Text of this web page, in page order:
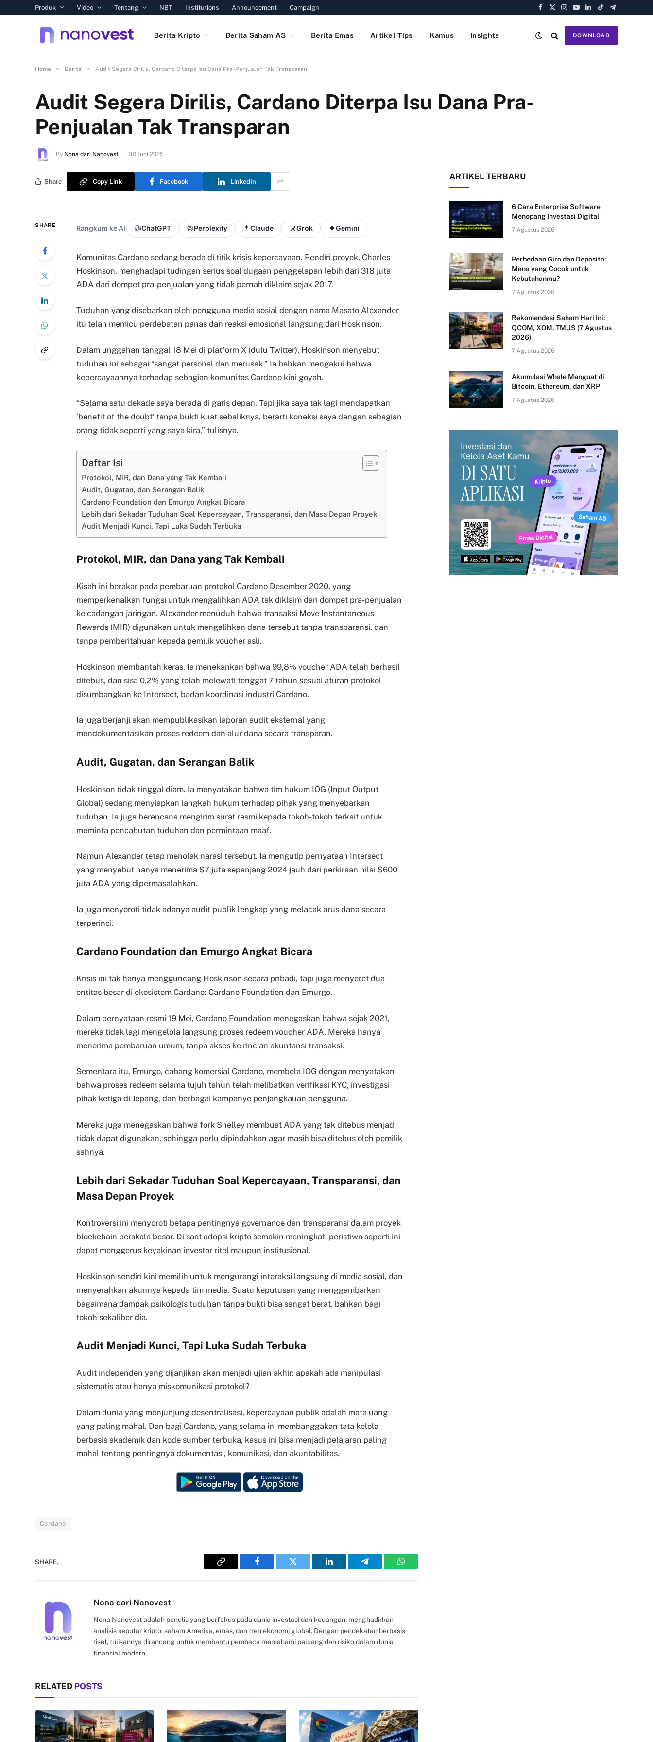
Produk Video Tentang NBT Institutions Announcement Campaign
Facebook
X
Instagram
YouTube
LinkedIn
TikTokTelegram
Berita Kripto Berita Saham AS Berita Emas Artikel Tips Kamus Insights DOWNLOAD
Home » Berita » Audit Segera Dirilis, Cardano Diterpa Isu Dana Pra-Penjualan Tak Transparan
Audit Segera Dirilis, Cardano Diterpa Isu Dana Pra-
Penjualan Tak Transparan
By Nona dari Nanovest 30 Juni 2025
Share Copy Link Facebook LinkedIn
SHARE Rangkum ke AI ChatGPT Perplexity Claude Grok Gemini
Komunitas Cardano sedang berada di titik krisis kepercayaan. Pendiri proyek, Charles
Hoskinson, menghadapi tudingan serius soal dugaan penggelapan lebih dari 318 juta
ADA dari dompet pra-penjualan yang tidak pernah diklaim sejak 2017.
Tuduhan yang disebarkan oleh pengguna media sosial dengan nama Masato Alexander
itu telah memicu perdebatan panas dan reaksi emosional langsung dari Hoskinson.
Dalam unggahan tanggal 18 Mei di platform X (dulu Twitter), Hoskinson menyebut
tuduhan ini sebagai “sangat personal dan merusak.” Ia bahkan mengakui bahwa
kepercayaannya terhadap sebagian komunitas Cardano kini goyah.
“Selama satu dekade saya berada di garis depan. Tapi jika saya tak lagi mendapatkan
‘benefit of the doubt’ tanpa bukti kuat sebaliknya, berarti koneksi saya dengan sebagian
orang tidak seperti yang saya kira,” tulisnya.
Daftar Isi
Protokol, MIR, dan Dana yang Tak Kembali
Audit, Gugatan, dan Serangan Balik
Cardano Foundation dan Emurgo Angkat Bicara
Lebih dari Sekadar Tuduhan Soal Kepercayaan, Transparansi, dan Masa Depan Proyek
Audit Menjadi Kunci, Tapi Luka Sudah Terbuka
Protokol, MIR, dan Dana yang Tak Kembali
Kisah ini berakar pada pembaruan protokol Cardano Desember 2020, yang
memperkenalkan fungsi untuk mengalihkan ADA tak diklaim dari dompet pra-penjualan
ke cadangan jaringan. Alexander menuduh bahwa transaksi Move Instantaneous
Rewards (MIR) digunakan untuk mengalihkan dana tersebut tanpa transparansi, dan
tanpa pemberitahuan kepada pemilik voucher asli.
Hoskinson membantah keras. Ia menekankan bahwa 99,8% voucher ADA telah berhasil
ditebus, dan sisa 0,2% yang telah melewati tenggat 7 tahun sesuai aturan protokol
disumbangkan ke Intersect, badan koordinasi industri Cardano.
Ia juga berjanji akan mempublikasikan laporan audit eksternal yang
mendokumentasikan proses redeem dan alur dana secara transparan.
Audit, Gugatan, dan Serangan Balik
Hoskinson tidak tinggal diam. Ia menyatakan bahwa tim hukum IOG (Input Output
Global) sedang menyiapkan langkah hukum terhadap pihak yang menyebarkan
tuduhan. Ia juga berencana mengirim surat resmi kepada tokoh-tokoh terkait untuk
meminta pencabutan tuduhan dan permintaan maaf.
Namun Alexander tetap menolak narasi tersebut. Ia mengutip pernyataan Intersect
yang menyebut hanya menerima $7 juta sepanjang 2024 jauh dari perkiraan nilai $600
juta ADA yang dipermasalahkan.
Ia juga menyoroti tidak adanya audit publik lengkap yang melacak arus dana secara
terperinci.
Cardano Foundation dan Emurgo Angkat Bicara
Krisis ini tak hanya mengguncang Hoskinson secara pribadi, tapi juga menyeret dua
entitas besar di ekosistem Cardano: Cardano Foundation dan Emurgo.
Dalam pernyataan resmi 19 Mei, Cardano Foundation menegaskan bahwa sejak 2021,
mereka tidak lagi mengelola langsung proses redeem voucher ADA. Mereka hanya
menerima pembaruan umum, tanpa akses ke rincian akuntansi transaksi.
Sementara itu, Emurgo, cabang komersial Cardano, membela IOG dengan menyatakan
bahwa proses redeem selama tujuh tahun telah melibatkan verifikasi KYC, investigasi
pihak ketiga di Jepang, dan berbagai kampanye penjangkauan pengguna.
Mereka juga menegaskan bahwa fork Shelley membuat ADA yang tak ditebus menjadi
tidak dapat digunakan, sehingga perlu dipindahkan agar masih bisa ditebus oleh pemilik
sahnya.
Lebih dari Sekadar Tuduhan Soal Kepercayaan, Transparansi, dan
Masa Depan Proyek
Kontroversi ini menyoroti betapa pentingnya governance dan transparansi dalam proyek
blockchain berskala besar. Di saat adopsi kripto semakin meningkat, peristiwa seperti ini
dapat menggerus keyakinan investor ritel maupun institusional.
Hoskinson sendiri kini memilih untuk mengurangi interaksi langsung di media sosial, dan
menyerahkan akunnya kepada tim media. Suatu keputusan yang menggambarkan
bagaimana dampak psikologis tuduhan tanpa bukti bisa sangat berat, bahkan bagi
tokoh sekaliber dia.
Audit Menjadi Kunci, Tapi Luka Sudah Terbuka
Audit independen yang dijanjikan akan menjadi ujian akhir: apakah ada manipulasi
sistematis atau hanya miskomunikasi protokol?
Dalam dunia yang menjunjung desentralisasi, kepercayaan publik adalah mata uang
yang paling mahal. Dan bagi Cardano, yang selama ini membanggakan tata kelola
berbasis akademik dan kode sumber terbuka, kasus ini bisa menjadi pelajaran paling
mahal tentang pentingnya dokumentasi, komunikasi, dan akuntabilitas.
Cardano
SHARE.
Copy
Facebook Twitter LinkedIn Telegram WhatsApp
Nona dari Nanovest
Nona Nanovest adalah penulis yang berfokus pada dunia investasi dan keuangan, menghadirkan
analisis seputar kripto, saham Amerika, emas, dan tren ekonomi global. Dengan pendekatan berbasis
riset, tulisannya dirancang untuk membantu pembaca memahami peluang dan risiko dalam dunia
finansial modern.
RELATED POSTS
ARTIKEL TERBARU
6 Cara Enterprise Software
Menopang Investasi Digital
7 Agustus 2026
Perbedaan Giro dan Deposito:
Mana yang Cocok untuk
Kebutuhanmu?
7 Agustus 2026
Rekomendasi Saham Hari Ini:
QCOM, XOM, TMUS (7 Agustus
2026)
7 Agustus 2026
Akumulasi Whale Menguat di
Bitcoin, Ethereum, dan XRP
7 Agustus 2026